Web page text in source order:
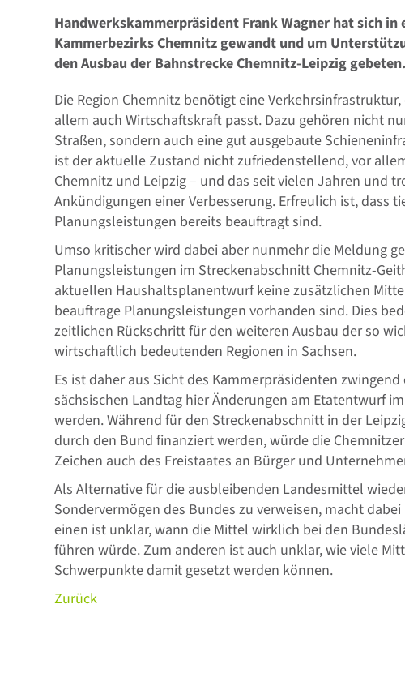
Handwerkskammerpräsident Frank Wagner hat sich
Kammerbezirks Chemnitz gewandt und um
den Ausbau der Bahnstrecke Chemnitz-Leipzig gebeten.
Die Region Chemnitz benötigt eine
allem auch Wirtschaftskraft passt. Dazu gehören nicht
Straßen, sondern auch eine gut ausgebaute
ist der aktuelle Zustand nicht zufriedenstellend, vor
Chemnitz und Leipzig – und das seit vielen Jahren und
Ankündigungen einer Verbesserung. Erfreulich ist, dass
Planungsleistungen bereits beauftragt sind.
Umso kritischer wird dabei aber nunmehr die Meldung
Planungsleistungen im Streckenabschnitt Chemnitz-
aktuellen Haushaltsplanentwurf keine zusätzlichen
beauftrage Planungsleistungen vorhanden sind. Dies
zeitlichen Rückschritt für den weiteren Ausbau der so
wirtschaftlich bedeutenden Regionen in Sachsen.
Es ist daher aus Sicht des Kammerpräsidenten
sächsischen Landtag hier Änderungen am Etatentwurf
werden. Während für den Streckenabschnitt in der
durch den Bund finanziert werden, würde die
Zeichen auch des Freistaates an Bürger und
Als Alternative für die ausbleibenden Landesmittel
Sondervermögen des Bundes zu verweisen, macht
einen ist unklar, wann die Mittel wirklich bei den
führen würde. Zum anderen ist auch unklar, wie viele
Schwerpunkte damit gesetzt werden können.
Zurück